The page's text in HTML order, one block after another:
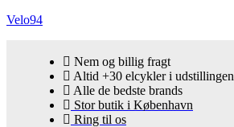
Velo94
Nem og billig fragt
Altid +30 elcykler i udstillingen
Alle de bedste brands
Stor butik i København
Ring til os